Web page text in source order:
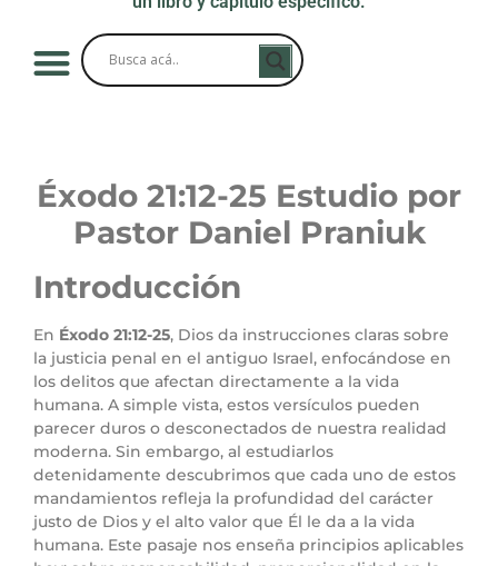
Éxodo 21:12-25 Estudio por
Pastor Daniel Praniuk
Introducción
En Éxodo 21:12-25, Dios da instrucciones claras sobre
la justicia penal en el antiguo Israel, enfocándose en
los delitos que afectan directamente a la vida
humana. A simple vista, estos versículos pueden
parecer duros o desconectados de nuestra realidad
moderna. Sin embargo, al estudiarlos
detenidamente descubrimos que cada uno de estos
mandamientos refleja la profundidad del carácter
justo de Dios y el alto valor que Él le da a la vida
humana. Este pasaje nos enseña principios aplicables